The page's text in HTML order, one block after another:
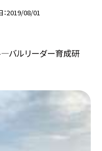
2019/08/01
バルリーダー育成研